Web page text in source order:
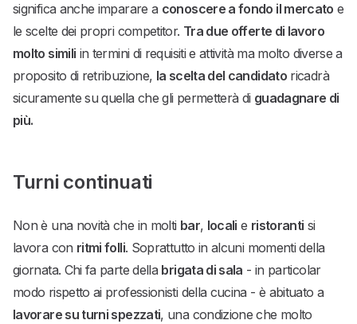
significa anche imparare a conoscere a fondo il mercato e
le scelte dei propri competitor. Tra due offerte di lavoro
molto simili in termini di requisiti e attività ma molto diverse a
proposito di retribuzione, la scelta del candidato ricadrà
sicuramente su quella che gli permetterà di guadagnare di
più.
Turni continuati
Non è una novità che in molti bar, locali e ristoranti si
lavora con ritmi folli. Soprattutto in alcuni momenti della
giornata. Chi fa parte della brigata di sala - in particolar
modo rispetto ai professionisti della cucina - è abituato a
lavorare su turni spezzati, una condizione che molto